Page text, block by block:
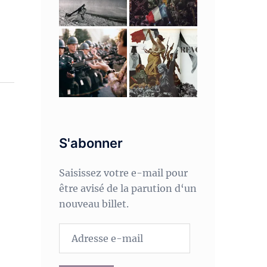
S'abonner
Saisissez votre e-mail pour
être avisé de la parution d‘un
nouveau billet.